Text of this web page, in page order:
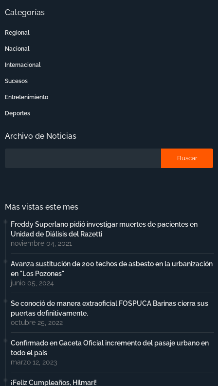
Categorías
Regional
Nacional
Internacional
Sucesos
Entretenimiento
Deportes
Archivo de Noticias
Más vistas este mes
Freddy Superlano pidió investigar muertes de pacientes en
Unidad de Diálisis del Razetti
noviembre 04, 2021
Avanza sustitución de 200 techos de asbesto en la urbanización
en "Los Pozones"
junio 05, 2024
Se conoció de manera extraoficial FOSPUCA Barinas cierra sus
puertas definitivamente.
octubre 25, 2022
Confirmado en Gaceta Oficial incremento del pasaje urbano en
todo el país
marzo 12, 2023
¡Feliz Cumpleaños, Hilmari!